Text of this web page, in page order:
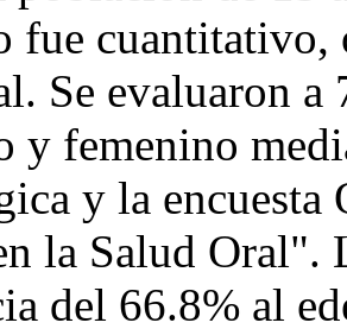
fue
Se evaluaron
y femenino
y la
la Salud Oral".
del 66.8% al